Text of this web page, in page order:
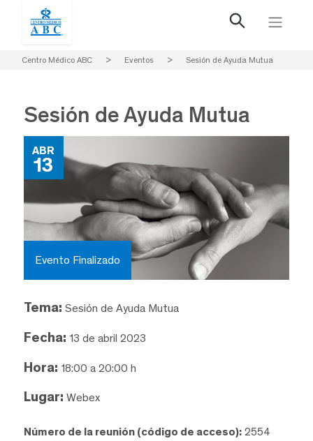
Centro Médico ABC > Eventos > Sesión de Ayuda Mutua
Sesión de Ayuda Mutua
ABR
13
Evento Finalizado
Tema: Sesión de Ayuda Mutua
Fecha: 13 de abril 2023
Hora: 18:00 a 20:00 h
Lugar: Webex
Número de la reunión (código de acceso):2554